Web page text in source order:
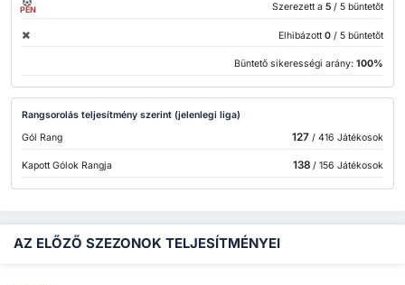
PEN Szerezett a 5 / 5 büntetőt
Elhibázott 0 / 5 büntetőt
Büntető sikerességi arány: 100%
Rangsorolás teljesítmény szerint (jelenlegi liga)
Gól Rang
127/ 416 Játékosok
Kapott Gólok Rangja 138/ 156 Játékosok
AZ ELŐZŐ SZEZONOK TELJESÍTMÉNYEI